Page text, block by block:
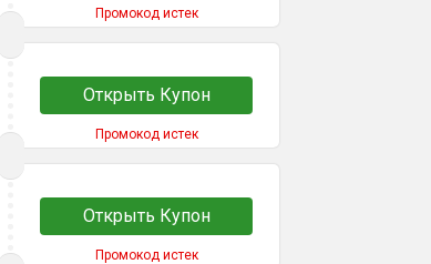
Промокод истек
Открыть Купон
Промокод истек
Открыть Купон
Промокод истек